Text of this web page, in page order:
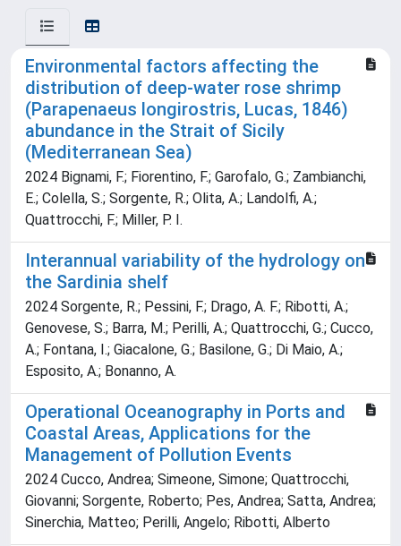
Environmental factors affecting the
distribution of deep-water rose shrimp
(Parapenaeus longirostris, Lucas, 1846)
abundance in the Strait of Sicily
(Mediterranean Sea)
2024 Bignami, F.; Fiorentino, F.; Garofalo, G.; Zambianchi,
E.; Colella, S.; Sorgente, R.; Olita, A.; Landolfi, A.;
Quattrocchi, F.; Miller, P. I.
Interannual variability of the hydrology on
the Sardinia shelf
2024 Sorgente, R.; Pessini, F.; Drago, A. F.; Ribotti, A.;
Genovese, S.; Barra, M.; Perilli, A.; Quattrocchi, G.; Cucco,
A.; Fontana, I.; Giacalone, G.; Basilone, G.; Di Maio, A.;
Esposito, A.; Bonanno, A.
Operational Oceanography in Ports and
Coastal Areas, Applications for the
Management of Pollution Events
2024 Cucco, Andrea; Simeone, Simone; Quattrocchi,
Giovanni; Sorgente, Roberto; Pes, Andrea; Satta, Andrea;
Sinerchia, Matteo; Perilli, Angelo; Ribotti, Alberto